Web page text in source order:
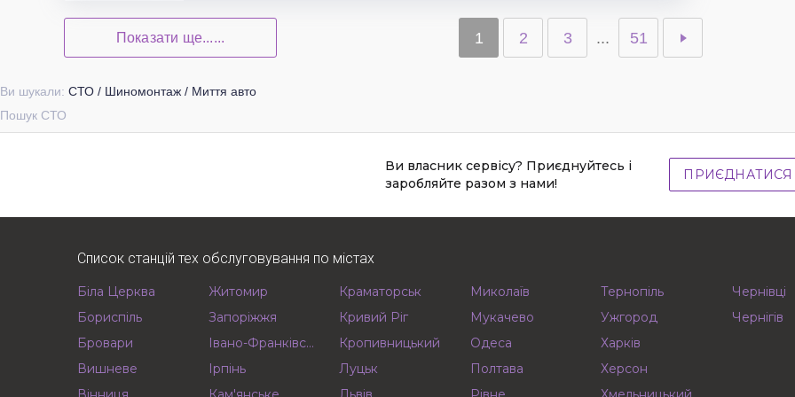
Показати ще...... 1 2 3 ... 51
Ви шукали: СТО / Шиномонтаж / Миття авто
Пошук СТО
Ви власник сервісу? Приєднуйтесь і
заробляйте разом з нами!
ПРИЄДНАТИСЯ
Список станцій тех обслуговування по містах
Біла Церква
Бориспіль
Бровари
Вишневе
Житомир
Запоріжжя
Івано-Франківськ
Ірпінь
Краматорськ
Кривий Ріг
Кропивницький
Луцьк
Миколаїв
Мукачево
Одеса
Полтава
Тернопіль
Ужгород
Харків
Херсон
Чернівці
Чернігів